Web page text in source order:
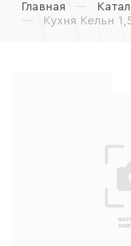
Главная —
—
Кухня Кельн